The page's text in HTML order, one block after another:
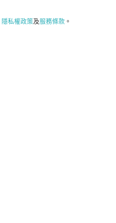
隱私權政策及服務條款 。